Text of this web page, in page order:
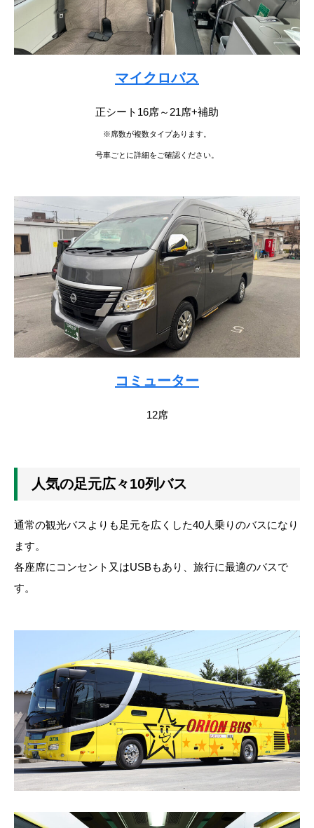
マイクロバス
正シート16席～21席+補助
※席数が複数タイプあります。
号車ごとに詳細をご確認ください。
コミューター
12席
人気の足元広々10列バス
通常の観光バスよりも足元を広くした40人乗りのバスになり
ます。
各座席にコンセント又はUSBもあり、旅行に最適のバスで
す。